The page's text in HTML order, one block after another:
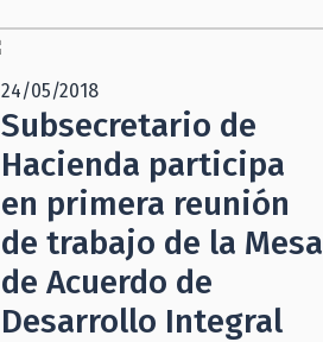
24/05/2018
Subsecretario de
Hacienda participa
en primera reunión
de trabajo de la Mesa
de Acuerdo de
Desarrollo Integral